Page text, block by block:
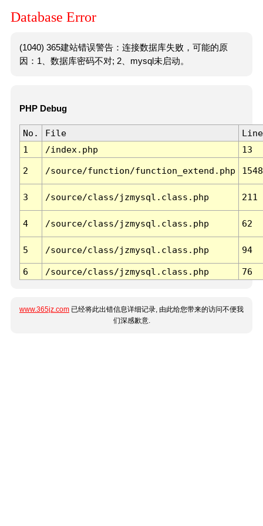
Database Error
(1040) 365建站错误警告：连接数据库失败，可能的原
因：1、数据库密码不对; 2、mysql未启动。
PHP Debug
No. File
Line
1
/index.php 13
2 /source/function/function_extend.php 1548
3 /source/class/jzmysql.class.php 211
4 /source/class/jzmysql.class.php 62
5 /source/class/jzmysql.class.php 94
6 /source/class/jzmysql.class.php 76
www.365jz.com 已经将此出错信息详细记录, 由此给您带来的访问不便我
们深感歉意.